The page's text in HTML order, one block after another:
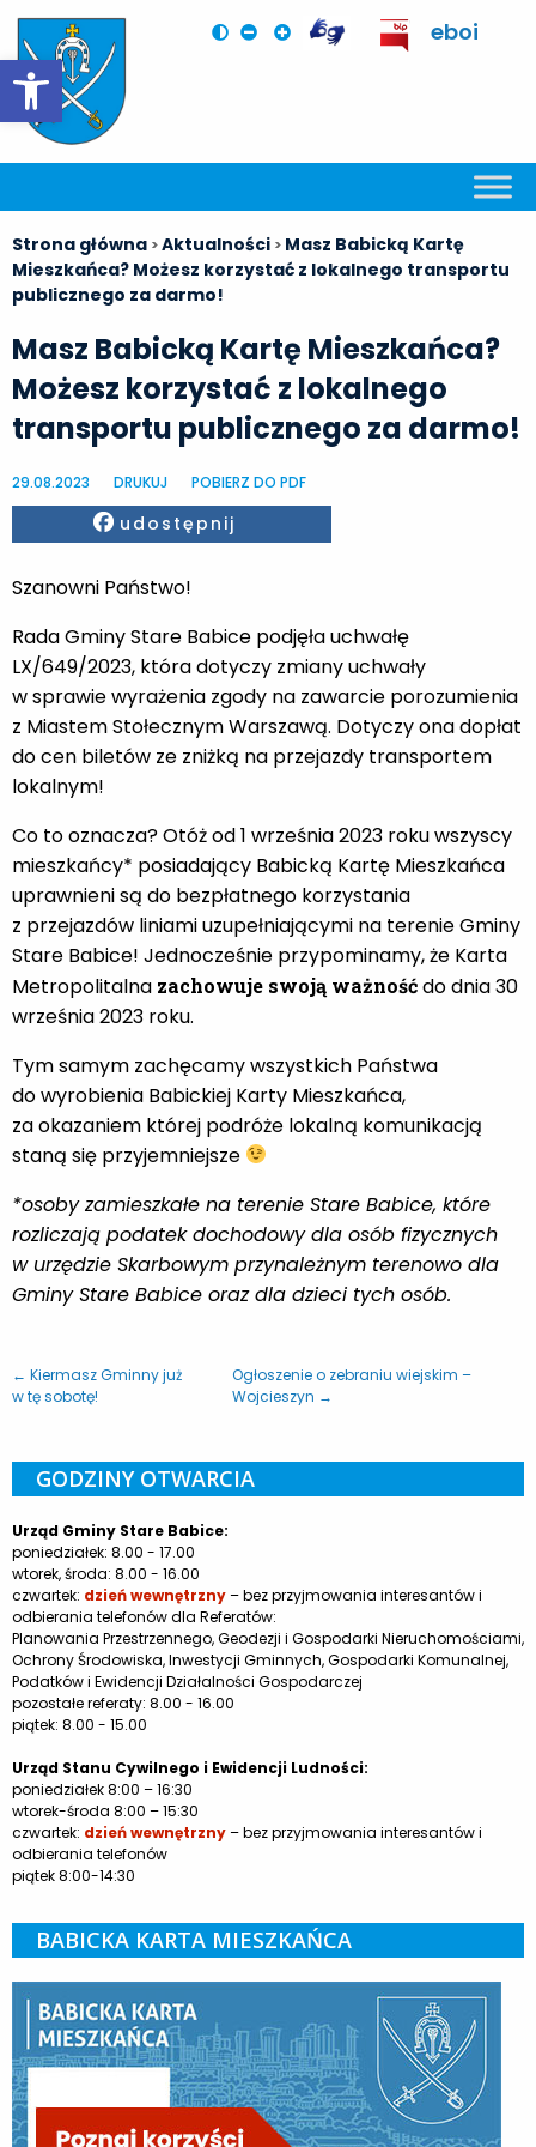
Otwórz pasek narzędzi
eboi
Strona główna >Aktualności > Masz Babicką Kartę
Mieszkańca? Możesz korzystać z lokalnego transportu
publicznego za darmo!
Masz Babicką Kartę Mieszkańca?
Możesz korzystać z lokalnego
transportu publicznego za darmo!
29.08.2023 DRUKUJ POBIERZ DO PDF
Facebook
udostępnij
Szanowni Państwo!
Rada Gminy Stare Babice podjęła uchwałę
LX/649/2023, która dotyczy zmiany uchwały
w sprawie wyrażenia zgody na zawarcie porozumienia
z Miastem Stołecznym Warszawą. Dotyczy ona dopłat
do cen biletów ze zniżką na przejazdy transportem
lokalnym!
Co to oznacza? Otóż od 1 września 2023 roku wszyscy
mieszkańcy* posiadający Babicką Kartę Mieszkańca
uprawnieni są do bezpłatnego korzystania
z przejazdów liniami uzupełniającymi na terenie Gminy
Stare Babice! Jednocześnie przypominamy, że Karta
Metropolitalna zachowuje swoją ważnośćdo dnia 30
września 2023 roku.
Tym samym zachęcamy wszystkich Państwa
do wyrobienia Babickiej Karty Mieszkańca,
za okazaniem której podróże lokalną komunikacją
staną się przyjemniejsze
*osoby zamieszkałe na terenie Stare Babice, które
rozliczają podatek dochodowy dla osób fizycznych
w urzędzie Skarbowym przynależnym terenowo dla
Gminy Stare Babice oraz dla dzieci tych osób.
← Kiermasz Gminny już
w tę sobotę!
Ogłoszenie o zebraniu wiejskim –
Wojcieszyn →
GODZINY OTWARCIA
Urząd Gminy Stare Babice:
poniedziałek: 8.00 - 17.00
wtorek, środa: 8.00 - 16.00
czwartek: dzień wewnętrzny– bez przyjmowania interesantów i
odbierania telefonów dla Referatów:
Planowania Przestrzennego, Geodezji i Gospodarki Nieruchomościami,
Ochrony Środowiska, Inwestycji Gminnych, Gospodarki Komunalnej,
Podatków i Ewidencji Działalności Gospodarczej
pozostałe referaty: 8.00 - 16.00
piątek: 8.00 - 15.00
Urząd Stanu Cywilnego i Ewidencji Ludności:
poniedziałek 8:00 – 16:30
wtorek-środa 8:00 – 15:30
czwartek: dzień wewnętrzny– bez przyjmowania interesantów i
odbierania telefonów
piątek 8:00-14:30
BABICKA KARTA MIESZKAŃCA